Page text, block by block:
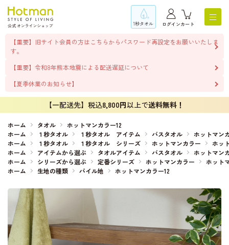
1秒タオル ログインカート
【重要】旧サイト会員の方はこちらからパスワード再設定をお願いいたしま
す。
【重要】令和8年熊本地震による配送遅延について
【夏季休業のお知らせ】
【一配送先】税込8,800円以上で送料無料！
ホーム タオル
ホットマンカラー12
ホーム
１秒タオル １秒タオル アイテム バスタオル
ホットマン
ホーム
１秒タオル １秒タオル シリーズ ホットマンカラー
ホッ
ホーム
アイテムから選ぶ タオルアイテム バスタオル
ホットマン
ホーム
シリーズから選ぶ 定番シリーズ ホットマンカラー
ホット
ホーム
生地の種類 パイル地 ホットマンカラー12